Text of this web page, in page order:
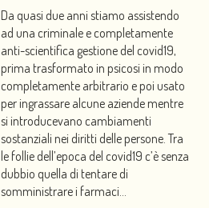
Da quasi due anni stiamo assistendo
ad una criminale e completamente
anti-scientifica gestione del covid19,
prima trasformato in psicosi in modo
completamente arbitrario e poi usato
per ingrassare alcune aziende mentre
si introducevano cambiamenti
sostanziali nei diritti delle persone. Tra
le follie dell’epoca del covid19 c’è senza
dubbio quella di tentare di
somministrare i farmaci...